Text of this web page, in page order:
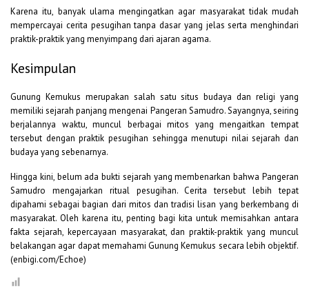
Karena itu, banyak ulama mengingatkan agar masyarakat tidak mudah
mempercayai cerita pesugihan tanpa dasar yang jelas serta menghindari
praktik-praktik yang menyimpang dari ajaran agama.
Kesimpulan
Gunung Kemukus merupakan salah satu situs budaya dan religi yang
memiliki sejarah panjang mengenai Pangeran Samudro. Sayangnya, seiring
berjalannya waktu, muncul berbagai mitos yang mengaitkan tempat
tersebut dengan praktik pesugihan sehingga menutupi nilai sejarah dan
budaya yang sebenarnya.
Hingga kini, belum ada bukti sejarah yang membenarkan bahwa Pangeran
Samudro mengajarkan ritual pesugihan. Cerita tersebut lebih tepat
dipahami sebagai bagian dari mitos dan tradisi lisan yang berkembang di
masyarakat. Oleh karena itu, penting bagi kita untuk memisahkan antara
fakta sejarah, kepercayaan masyarakat, dan praktik-praktik yang muncul
belakangan agar dapat memahami Gunung Kemukus secara lebih objektif.
(enbigi.com/Echoe)